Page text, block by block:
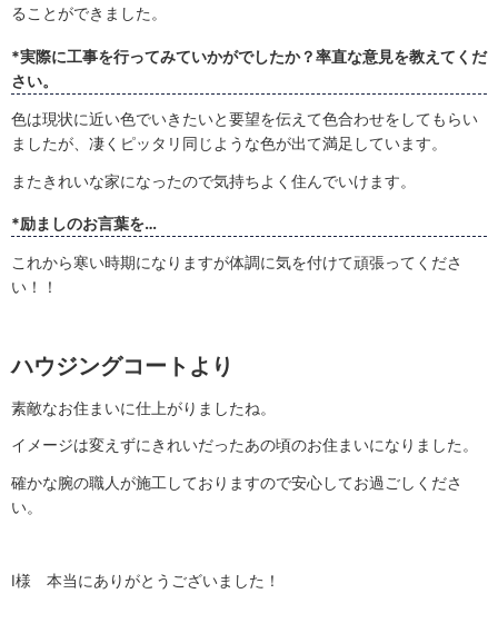
ることができました。
*実際に工事を行ってみていかがでしたか？率直な意見を教えてくだ
さい。
色は現状に近い色でいきたいと要望を伝えて色合わせをしてもらい
ましたが、凄くピッタリ同じような色が出て満足しています。
またきれいな家になったので気持ちよく住んでいけます。
*励ましのお言葉を…
これから寒い時期になりますが体調に気を付けて頑張ってくださ
い！！
ハウジングコートより
素敵なお住まいに仕上がりましたね。
イメージは変えずにきれいだったあの頃のお住まいになりました。
確かな腕の職人が施工しておりますので安心してお過ごしくださ
い。
I様 本当にありがとうございました！